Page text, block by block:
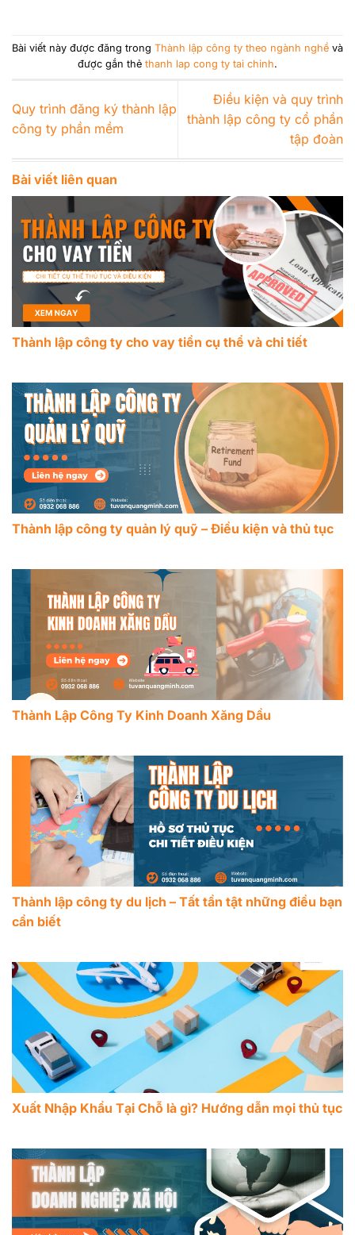
Bài viết này được đăng trong Thành lập công ty theo ngành nghề và
được gắn thẻ thanh lap cong ty tai chinh.
Quy trình đăng ký thành lập
công ty phần mềm
Điều kiện và quy trình
thành lập công ty cổ phần
tập đoàn
Bài viết liên quan
Thành lập công ty cho vay tiền cụ thể và chi tiết
Thành lập công ty quản lý quỹ – Điều kiện và thủ tục
Thành Lập Công Ty Kinh Doanh Xăng Dầu
Thành lập công ty du lịch – Tất tần tật những điều bạn
cần biết
Xuất Nhập Khẩu Tại Chỗ là gì? Hướng dẫn mọi thủ tục